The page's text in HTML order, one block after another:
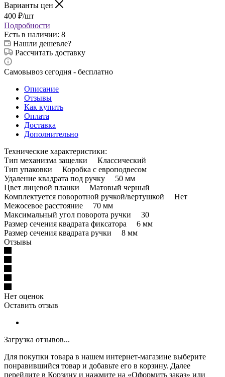
Варианты цен
400 ₽/шт
Подробности
Есть в наличии: 8
Нашли дешевле?
Рассчитать доставку
Самовывоз сегодня - бесплатно
Описание
Отзывы
Как купить
Оплата
Доставка
Дополнительно
Технические характеристики:
Тип механизма защелки Классический
Тип упаковки Коробка с европодвесом
Удаление квадрата под ручку 50 мм
Цвет лицевой планки Матовый черный
Комплектуется поворотной ручкой/вертушкой Нет
Межосевое расстояние 70 мм
Максимальный угол поворота ручки 30
Размер сечения квадрата фиксатора 6 мм
Размер сечения квадрата ручки 8 мм
Отзывы
Нет оценок
Оставить отзыв
Загрузка отзывов...
Для покупки товара в нашем интернет-магазине выберите
понравившийся товар и добавьте его в корзину. Далее
перейдите в Корзину и нажмите на «Оформить заказ» или